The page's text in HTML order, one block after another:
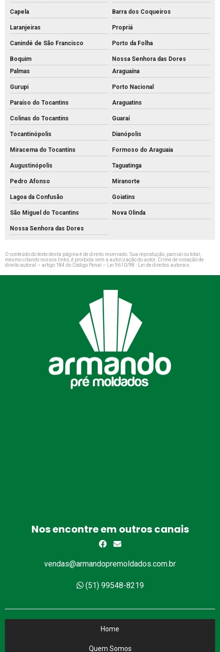
Capela Barra dos Coqueiros
Laranjeiras Propriá
Canindé de São Francisco Porto da Folha
Boquim
Nossa Senhora das Dores
Palmas
Araguaína
Gurupi Porto Nacional
Paraíso do Tocantins Araguatins
Colinas do Tocantins Guaraí
Tocantinópolis Dianópolis
Miracema do Tocantins Formoso do Araguaia
Augustinópolis Taguatinga
Pedro Afonso Miranorte
Lagoa da Confusão Goiatins
São Miguel do Tocantins Nova Olinda
Nossa Senhora das Dores
O conteúdo do texto desta página é de direito reservado. Sua reprodução, parcial ou total,
mesmo citando nossos links, é proibida sem a autorização do autor. Crime de violação de
direito autoral – artigo 184 do Código Penal –
Lei 9610/98 - Lei de direitos autorais
Nos encontre em outros canais
vendas@armandopremoldados.com.br
(51) 99548-8219
Home
Quem Somos